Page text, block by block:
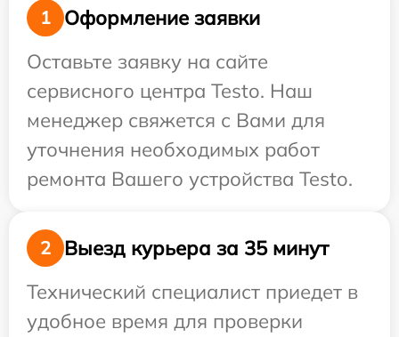
1
Оформление заявки
Оставьте заявку на сайте
сервисного центра Testo. Наш
менеджер свяжется с Вами для
уточнения необходимых работ
ремонта Вашего устройства Testo.
2
Выезд курьера за 35 минут
Технический специалист приедет в
удобное время для проверки